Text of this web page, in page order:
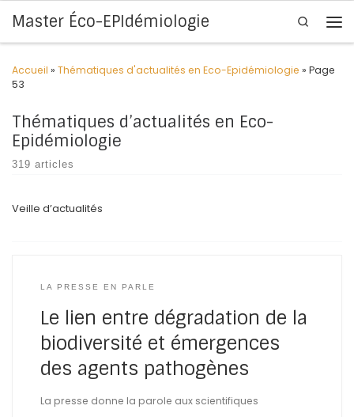
Skip to content
Master Éco-EPIdémiologie
Search
Accueil » Thématiques d'actualités en Eco-Epidémiologie » Page
53
Thématiques d’actualités en Eco-
Epidémiologie
319 articles
Veille d’actualités
LA PRESSE EN PARLE
Le lien entre dégradation de la
biodiversité et émergences
des agents pathogènes
La presse donne la parole aux scientifiques